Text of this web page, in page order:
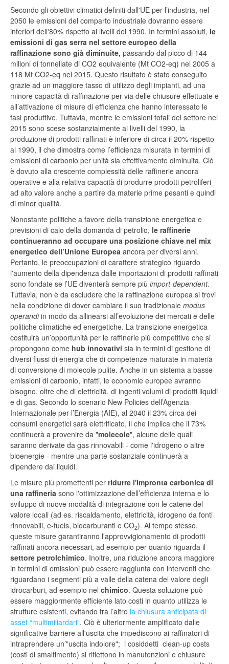
Secondo gli obiettivi climatici definiti dall'UE per l’industria, nel
2050 le emissioni del comparto industriale dovranno essere
inferiori dell'80% rispetto ai livelli del 1990. In termini assoluti, le
emissioni di gas serra nel settore europeo della
raffinazione sono già diminuite, passando dal picco di 144
milioni di tonnellate di CO2 equivalente (Mt CO2-eq) nel 2005 a
118 Mt CO2-eq nel 2015. Questo risultato è stato conseguito
grazie ad un maggiore tasso di utilizzo degli impianti, ad una
minore capacità di raffinazione per via delle chiusure effettuate e
all’attivazione di misure di efficienza che hanno interessato le
fasi produttive. Tuttavia, mentre le emissioni totali del settore nel
2015 sono scese sostanzialmente ai livelli del 1990, la
produzione di prodotti raffinati è inferiore di circa il 20% rispetto
al 1990, il che dimostra come l’efficienza misurata in termini di
emissioni di carbonio per unità sia effettivamente diminuita. Ciò
è dovuto alla crescente complessità delle raffinerie ancora
operative e alla relativa capacità di produrre prodotti petroliferi
ad alto valore anche a partire da materie prime pesanti e quindi
di minor qualità.
Nonostante politiche a favore della transizione energetica e
previsioni di calo della domanda di petrolio, le raffinerie
continueranno ad occupare una posizione chiave nel mix
energetico dell’Unione Europea ancora per diversi anni.
Pertanto, le preoccupazioni di carattere strategico riguardo
l'aumento della dipendenza dalle importazioni di prodotti raffinati
sono fondate se l’UE diventerà sempre più import-dependent.
Tuttavia, non è da escludere che la raffinazione europea si trovi
nella condizione di dover cambiare il suo tradizionale modus
operandiin modo da allinearsi all’evoluzione dei mercati e delle
politiche climatiche ed energetiche. La transizione energetica
costituirà un’opportunità per le raffinerie più competitive che si
propongono come hub innovativi sia in termini di gestione di
diversi flussi di energia che di competenze maturate in materia
di conversione di molecole pulite. Anche in un sistema a basse
emissioni di carbonio, infatti, le economie europee avranno
bisogno, oltre che di elettricità, di ingenti volumi di prodotti liquidi
e di gas. Secondo lo scenario New Policies dell’Agenzia
Internazionale per l’Energia (AIE), al 2040 il 23% circa dei
consumi energetici sarà elettrificato, il che implica che il 73%
continuerà a provenire da "molecole", alcune delle quali
saranno derivate da gas rinnovabili - come l'idrogeno o altre
bioenergie - mentre una parte sostanziale continuerà a
dipendere dai liquidi.
Le misure più promettenti per ridurre l'impronta carbonica di
una raffineria sono l'ottimizzazione dell’efficienza interna e lo
sviluppo di nuove modalità di integrazione con le catene del
valore locali (ad es. riscaldamento, elettricità, idrogeno da fonti
rinnovabili, e-fuels, biocarburanti e CO2). Al tempo stesso,
queste misure garantiranno l'approvvigionamento di prodotti
raffinati ancora necessari, ad esempio per quanto riguarda il
settore petrolchimico. Inoltre, una riduzione ancora maggiore
in termini di emissioni può essere raggiunta con interventi che
riguardano i segmenti più a valle della catena del valore degli
idrocarburi, ad esempio nel chimico. Questa soluzione può
essere maggiormente efficiente lato costi in quanto utilizza le
strutture esistenti, evitando tra l’altro la chiusura anticipata di
asset “multimiliardari”. Ciò è ulteriormente amplificato dalle
significative barriere all'uscita che impediscono ai raffinatori di
intraprendere un’"uscita indolore"; i cosiddetti clean-up costs
(costi di smaltimento) si riflettono in manutenzioni e chiusure